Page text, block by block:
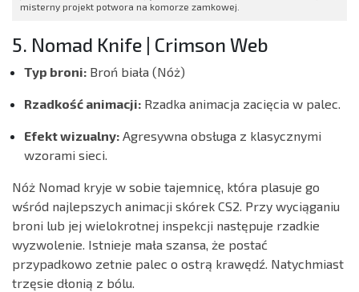
misterny projekt potwora na komorze zamkowej.
5. Nomad Knife | Crimson Web
Typ broni: Broń biała (Nóż)
Rzadkość animacji: Rzadka animacja zacięcia w palec.
Efekt wizualny: Agresywna obsługa z klasycznymi
wzorami sieci.
Nóż Nomad kryje w sobie tajemnicę, która plasuje go
wśród najlepszych animacji skórek CS2. Przy wyciąganiu
broni lub jej wielokrotnej inspekcji następuje rzadkie
wyzwolenie. Istnieje mała szansa, że postać
przypadkowo zetnie palec o ostrą krawędź. Natychmiast
trzęsie dłonią z bólu.